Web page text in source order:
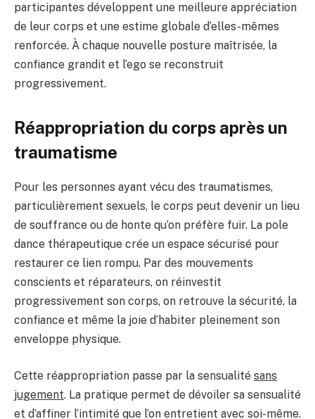
participantes développent une meilleure appréciation
de leur corps et une estime globale d’elles-mêmes
renforcée. À chaque nouvelle posture maîtrisée, la
confiance grandit et l’ego se reconstruit
progressivement.
Réappropriation du corps après un
traumatisme
Pour les personnes ayant vécu des traumatismes,
particulièrement sexuels, le corps peut devenir un lieu
de souffrance ou de honte qu’on préfère fuir. La pole
dance thérapeutique crée un espace sécurisé pour
restaurer ce lien rompu. Par des mouvements
conscients et réparateurs, on réinvestit
progressivement son corps, on retrouve la sécurité, la
confiance et même la joie d’habiter pleinement son
enveloppe physique.
Cette réappropriation passe par la sensualité sans
jugement. La pratique permet de dévoiler sa sensualité
et d’affiner l’intimité que l’on entretient avec soi-même.